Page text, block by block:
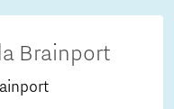
Brainport